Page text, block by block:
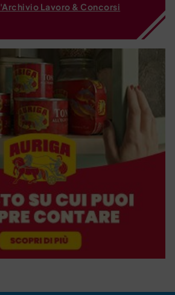
Lavoro & Concorsi